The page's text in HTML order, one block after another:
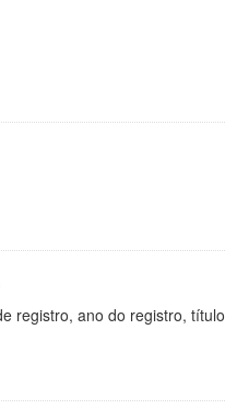
registro, ano do registro, título